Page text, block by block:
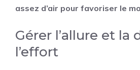
assez d’air pour favoriser le
Gérer l’allure et la
l’effort